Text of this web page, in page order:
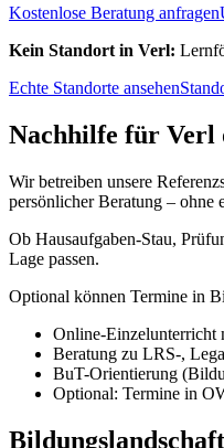
Kostenlose Beratung anfragen
Kein Standort in Verl:
Echte Standorte ansehen
Nachhilfe für Verl
Wir betreiben unsere
persönlicher Beratung – ohne
Ob Hausaufgaben-Stau,
Lage passen.
Optional können Termine in
Online-Einzelunterricht
Beratung zu LRS-,
BuT-Orientierung
Optional: Termine in